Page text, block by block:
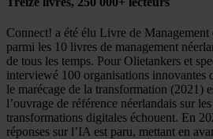
Connect! a été élu Livre de
parmi les 10 livres de management
de tous les temps. Pour Olietankers et
interviewé 100 organisations innovantes
le marécage de la transformation (2021)
l’ouvrage de référence néerlandais sur
transformations digitales échouent. En
réponses sur l’IA est paru, mettant en